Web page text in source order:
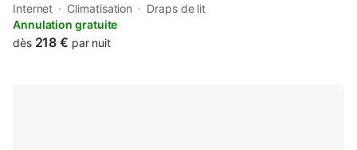
Dans la Drome, à la croisée de l'Ardèche, du Pilât et de l'Isère.
Proche des sentiers de randonnées et secteur VTT. Au pied de
la tour d'Albon, Gîte dans une maison ancienne totalement
Internet Climatisation
Draps de lit
Annulation gratuite
dès 218 € par nuit